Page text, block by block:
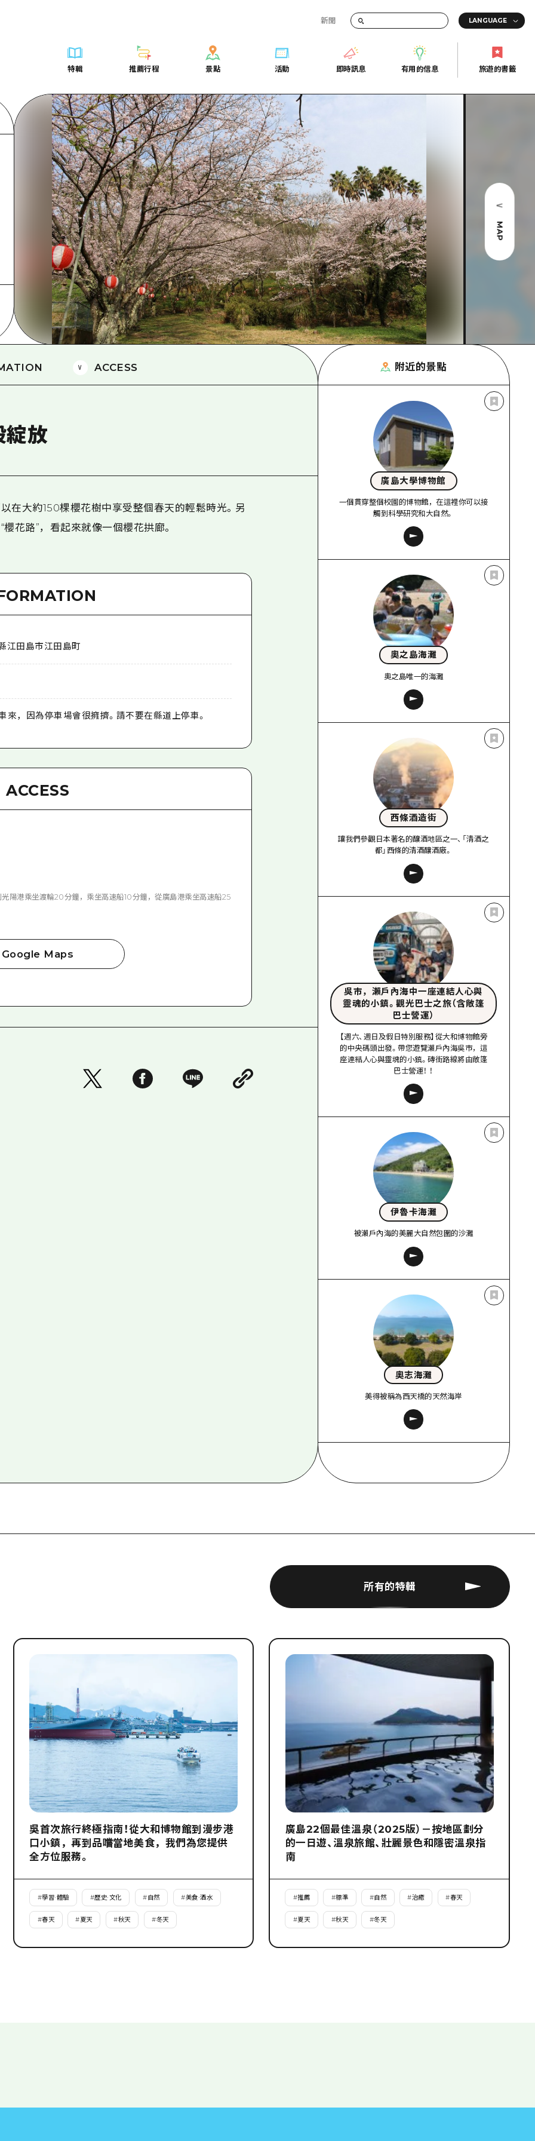
新聞
特輯
騎自行車
購物
運動
夜晚生活
世界遺產
學習·體驗
標準
歷史·文化
治癒
自然
推薦行程
Dive! Hiroshima 官方向導
廣島隨意旅行
廣島市內
安芸
答對了
美北
藝北
宮島周邊
東山口
短途旅行
半天
一日遊
1晚2天
2晚3天
景點
列表
廣島市內
安芸
答對了
美北
藝北
宮島周邊
東山口
愛媛
島根
活動
即時訊息
有用的信息
列表
存取
輔助流量摘要
設施擁堵
超值遊覽門票
行李寄存及運送服務
廣島好客通行證
廣島免費 Wi-Fi
面向外國遊客的街角旅遊信息中心
志願者指南
廣島視頻
災難發生期間的交通資訊
廣島縣觀光宣傳冊
旅遊的書籤
美食·酒水 世界遺產
歷史·文化
自然
Dive! Hiroshima 官方向導
藝北
宮島周邊
東山口
2晚3天
美北
藝北
宮島周邊
東山口
愛媛
島根
送服務
廣島免費 Wi-Fi
面向外國遊客的街角旅遊信息中心
廣島視頻
災難發生期間的交通資訊
MAP
ACCESS
綻放
在大約150棵櫻花樹中享受整個春天的輕鬆時光。另
花路”，看起來就像一個櫻花拱廊。
江田島市江田島町
來，因為停車場會很擁擠。請不要在縣道上停車。
ACCESS
光陽港乘坐渡輪20分鐘，乘坐高速船10分鐘，從廣島港乘坐高速船25
Google Maps
附近的景點
廣島大學博物館
一個貫穿整個校園的博物館，在這裡你可以接
觸到科學研究和大自然。
奧之島海灘
奧之島唯一的海灘
西條酒造街
讓我們參觀日本著名的釀酒地區之一、「清酒之
都」西條的清酒釀酒廠。
吳市，瀨戶內海中一座連結人心與
靈魂的小鎮。觀光巴士之旅（含敞篷
巴士營運）
【週六、週日及假日特別服務】從大和博物館旁
的中央碼頭出發。帶您遊覽瀨戶內海吳市，這
座連結人心與靈魂的小鎮。磚街路線將由敞篷
巴士營運！ ！
伊魯卡海灘
被瀨戶內海的美麗大自然包圍的沙灘
奧志海灘
美得被稱為西天橋的天然海岸
所有的特輯
吳首次旅行終極指南！從大和博物館到漫步港
口小鎮，再到品嚐當地美食，我們為您提供
全方位服務。
#學習·體驗 #歷史·文化 #自然 #美食·酒水
#春天 #夏天 #秋天 #冬天
廣島22個最佳溫泉（2025版）－按地區劃分
的一日遊、溫泉旅館、壯麗景色和隱密溫泉指
南
#推薦 #標準 #自然 #治癒 #春天
#夏天 #秋天 #冬天